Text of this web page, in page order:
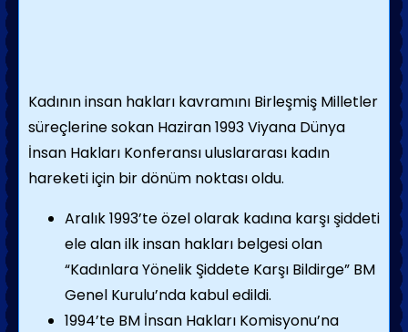
Kadının insan hakları kavramını Birleşmiş Milletler
süreçlerine sokan Haziran 1993 Viyana Dünya
İnsan Hakları Konferansı uluslararası kadın
hareketi için bir dönüm noktası oldu.
Aralık 1993’te özel olarak kadına karşı şiddeti
ele alan ilk insan hakları belgesi olan
“Kadınlara Yönelik Şiddete Karşı Bildirge” BM
Genel Kurulu’nda kabul edildi.
1994’te BM İnsan Hakları Komisyonu’na